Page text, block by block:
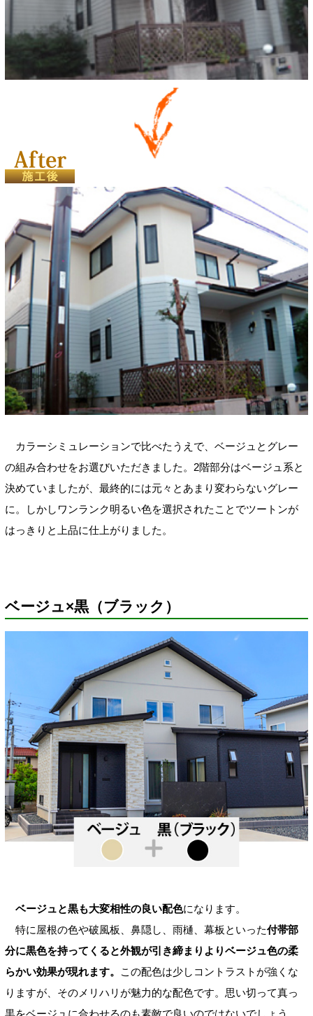
カラーシミュレーションで比べたうえで、ベージュとグレー
の組み合わせをお選びいただきました。2階部分はベージュ系と
決めていましたが、最終的には元々とあまり変わらないグレー
に。しかしワンランク明るい色を選択されたことでツートンが
はっきりと上品に仕上がりました。
ベージュ×黒（ブラック）
ベージュと黒も大変相性の良い配色になります。
特に屋根の色や破風板、鼻隠し、雨樋、幕板といった付帯部
分に黒色を持ってくると外観が引き締まりよりベージュ色の柔
らかい効果が現れます。
この配色は少しコントラストが強くな
りますが、そのメリハリが魅力的な配色です。思い切って真っ
黒をベージュに合わせるのも素敵で良いのではないでしょう